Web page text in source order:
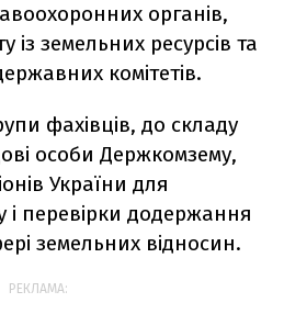
органів,
із земельних ресурсів та
комітетів.
фахівців, до складу
особи Держкомзему,
України для
і перевірки додержання
земельних відносин.
РЕКЛАМА: